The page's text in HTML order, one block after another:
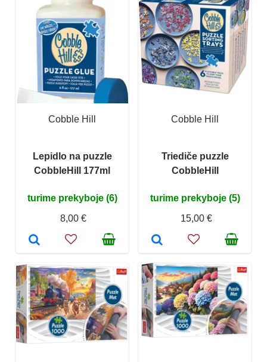
Cobble Hill
Lepidlo na puzzle
CobbleHill 177ml
turime prekyboje (6)
8,00 €
Cobble Hill
Triediče puzzle
CobbleHill
turime prekyboje (5)
15,00 €